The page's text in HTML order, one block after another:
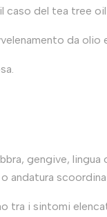
caso del tea tree
da olio
gengive, lingua
andatura
tra i sintomi